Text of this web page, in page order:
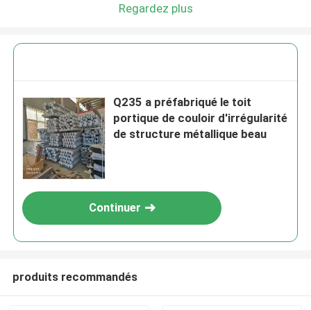
Regardez plus
Q235 a préfabriqué le toit
portique de couloir d'irrégularité
de structure métallique beau
Continuer
produits recommandés